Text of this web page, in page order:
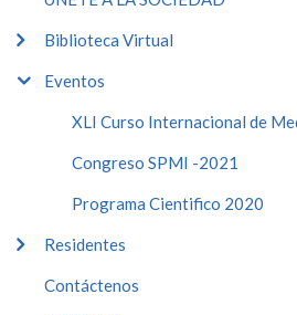
Biblioteca Virtual
Eventos
XLI Curso Internacional de
Congreso SPMI -2021
Programa Cientifico 2020
Residentes
Contáctenos